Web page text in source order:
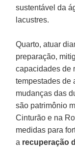
sustentável da
lacustres.
Quarto, atuar
preparação,
capacidades de
tempestades de
mudanças das
são patrimônio
Cinturão e na
medidas para
a recuperação